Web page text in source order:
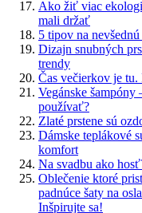
Ako žiť viac
mali držať
5 tipov na
Dizajn snubných
trendy
Čas večierkov je
Vegánske šampóny
používať?
Zlaté prstene sú
Dámske teplákové
komfort
Na svadbu ako
Oblečenie ktoré
padnúce šaty na
Inšpirujte sa!